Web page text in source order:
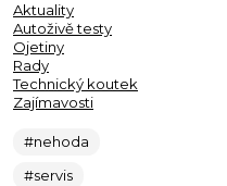
Aktuality
Autoživě testy
Ojetiny
Rady
Technický koutek
Zajímavosti
#nehoda
#servis